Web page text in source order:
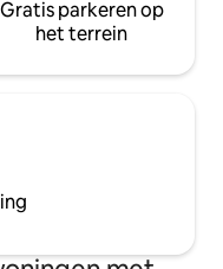
Gratis parkeren op
het terrein